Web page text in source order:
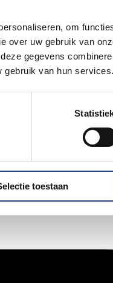
om
over uw gebruik van
gegevens
gebruik van hun services.
toestaan